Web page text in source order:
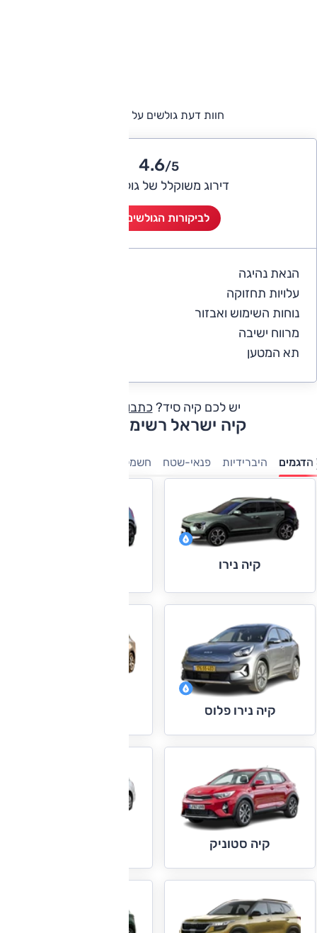
חוות דעת גולשים על קיה סיד
4.6/5
דירוג משוקלל של גולשי אוטו
לביקורות הגולשים (5)
הנאת נהיגה
עלויות תחזוקה
נוחות השימוש ואבזור
מרווח ישיבה
תא המטען
יש לכם קיה סיד? כתבו חוות דעת
קיה ישראל רשימת דגמים
הדגמים היברידיות פנאי-שטח חשמלי
קיה נירו
קיה נירו פלוס
קיה סטוניק